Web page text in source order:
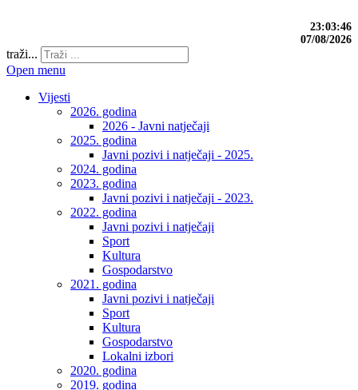
23:03:47
07/08/2026
traži...
Open menu
Vijesti
2026. godina
2026 - Javni natječaji
2025. godina
Javni pozivi i natječaji - 2025.
2024. godina
2023. godina
Javni pozivi i natječaji - 2023.
2022. godina
Javni pozivi i natječaji
Sport
Kultura
Gospodarstvo
2021. godina
Javni pozivi i natječaji
Sport
Kultura
Gospodarstvo
Lokalni izbori
2020. godina
2019. godina